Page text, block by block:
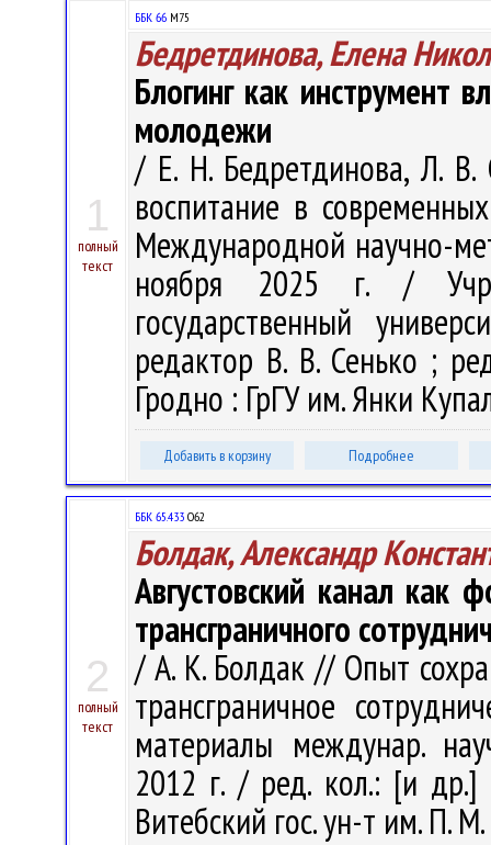
1
полный
текст
ББК 66 М75
Бедретдинова, Елена
Блогинг как инструмент
молодежи
/ Е. Н. Бедретдинова, Л.
воспитание в
Международной научно-
ноября 2025 г. /
государственный
редактор В. В. Сенько ;
Гродно : ГрГУ им. Янки
Добавить в корзину Подробнее
2
полный
текст
ББК 65.433 О62
Болдак, Александр
Августовский канал как
трансграничного
/ А. К. Болдак // Опыт
трансграничное
материалы междунар.
2012 г. / ред. кол.: [и
Витебский гос. ун-т им. П.